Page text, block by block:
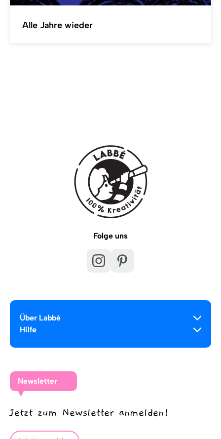
Alle Jahre wieder
Folge uns
Über Labbé
Hilfe
Newsletter
Jetzt zum Newsletter anmelden!